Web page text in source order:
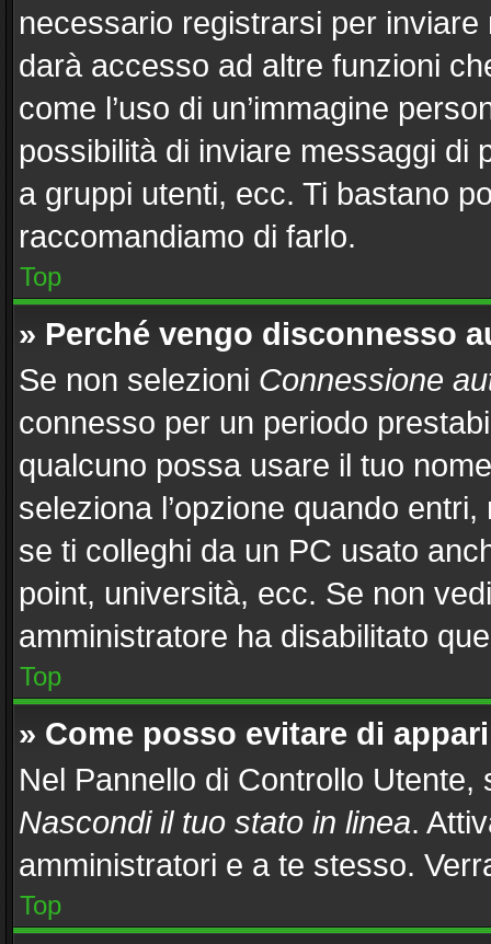
necessario registrarsi per
darà accesso ad altre funzioni
come l’uso di un’immagine
possibilità di inviare messaggi di
a gruppi utenti, ecc. Ti bastano
raccomandiamo di farlo.
Top
» Perché vengo disconnesso
Se non selezioni Connessione
connesso per un periodo
qualcuno possa usare il tuo
seleziona l’opzione quando
se ti colleghi da un PC usato
point, università, ecc. Se non
amministratore ha disabilitato
Top
» Come posso evitare di
Nel Pannello di Controllo Utente,
Nascondi il tuo stato in linea.
amministratori e a te stesso.
Top